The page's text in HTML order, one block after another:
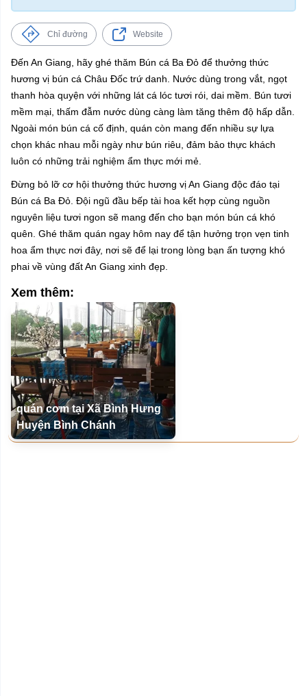
Chỉ đường Website
Đến An Giang, hãy ghé thăm Bún cá Ba Đỏ để thưởng thức
hương vị bún cá Châu Đốc trứ danh. Nước dùng trong vắt, ngọt
thanh hòa quyện với những lát cá lóc tươi rói, dai mềm. Bún tươi
mềm mại, thấm đẫm nước dùng càng làm tăng thêm độ hấp dẫn.
Ngoài món bún cá cố định, quán còn mang đến nhiều sự lựa
chọn khác nhau mỗi ngày như bún riêu, đảm bảo thực khách
luôn có những trải nghiệm ẩm thực mới mẻ.
Đừng bỏ lỡ cơ hội thưởng thức hương vị An Giang độc đáo tại
Bún cá Ba Đỏ. Đội ngũ đầu bếp tài hoa kết hợp cùng nguồn
nguyên liệu tươi ngon sẽ mang đến cho bạn món bún cá khó
quên. Ghé thăm quán ngay hôm nay để tận hưởng trọn vẹn tinh
hoa ẩm thực nơi đây, nơi sẽ để lại trong lòng bạn ấn tượng khó
phai về vùng đất An Giang xinh đẹp.
Xem thêm:
quán cơm tại Xã Bình Hưng
Huyện Bình Chánh